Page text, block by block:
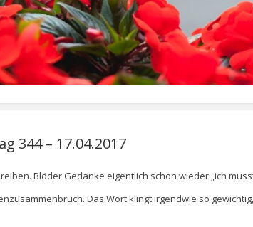
344 – 17.04.2017
Blöder Gedanke eigentlich schon wieder „ich
Das Wort klingt irgendwie so